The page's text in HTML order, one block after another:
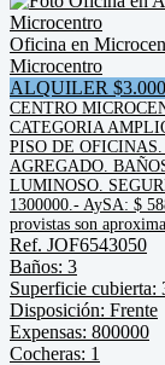
Oficina en
Microcentro
ALQUILER
CENTRO
CATEGORIA
PISO DE
AGREGADO.
LUMINOSO.
1300000.- AySA: $
provistas son
Ref. JOF6543050
Baños: 3
Superficie cubierta:
Disposición: Frente
Expensas: 800000
Cocheras: 1